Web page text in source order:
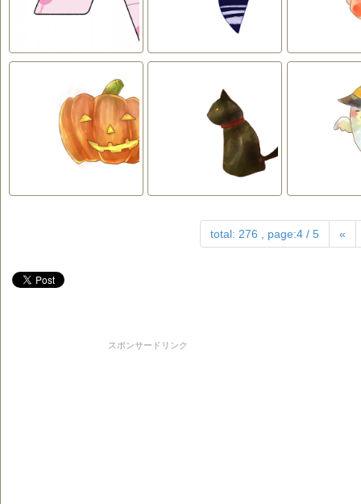
total: 276 , page:4 / 5 «
スポンサードリンク